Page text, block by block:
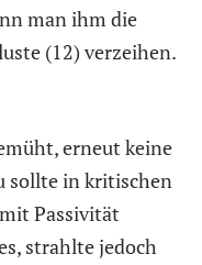
man ihm die
(12) verzeihen.
erneut keine
sollte in kritischen
Passivität
strahlte jedoch